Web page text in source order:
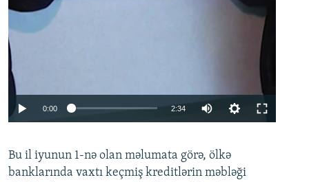
0:00 2:34
360p
480p
Bu il iyunun 1-nə olan məlumata görə, ölkə
banklarında vaxtı keçmiş kreditlərin məbləği